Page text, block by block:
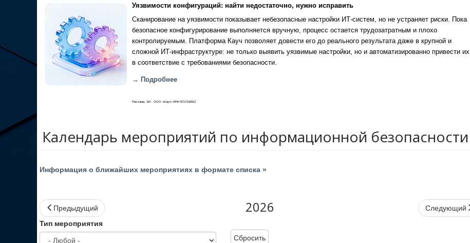
Уязвимости конфигураций: найти недостаточно, нужно исправить
Сканирование на уязвимости показывает небезопасные настройки ИТ-систем, но не устраняет риски. Пока
безопасное конфигурирование выполняется вручную, процесс остается трудозатратным и плохо
контролируемым. Платформа Кауч позволяет довести его до реального результата даже в крупной и
сложной ИТ-инфраструктуре: не только выявить уязвимые настройки, но и автоматизированно привести их
в соответствие с требованиями безопасности.
→ Подробнее
Реклама, 18+. ООО «Кауч» ИНН 9717142012
Календарь мероприятий по информационной безопасности
Информация о ближайших мероприятиях в формате списка »
Предыдущий Следующий
2026
Тип мероприятия
Сбросить